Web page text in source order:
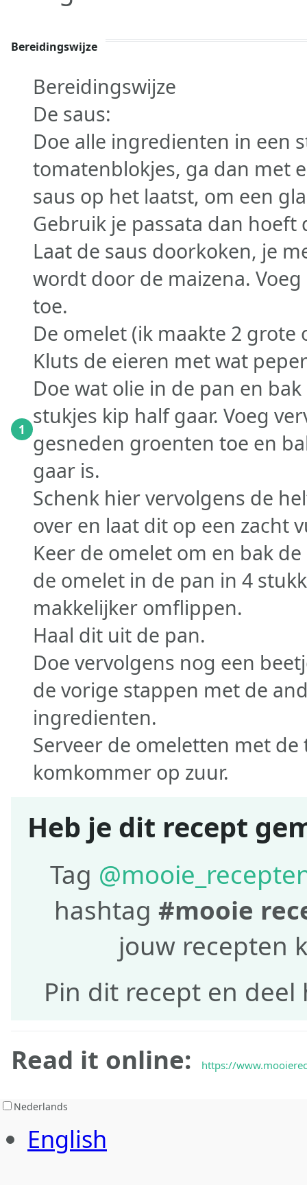
Bereidingswijze
1
Bereidingswijze
De saus:
Doe alle ingredienten in een
tomatenblokjes, ga dan met
saus op het laatst, om een
Gebruik je passata dan
Laat de saus doorkoken, je
wordt door de maizena.
toe.
De omelet (ik maakte 2 grote
Kluts de eieren met wat
Doe wat olie in de pan en
stukjes kip half gaar. Voeg
gesneden groenten toe en
gaar is.
Schenk hier vervolgens de
over en laat dit op een zacht
Keer de omelet om en bak
de omelet in de pan in 4
makkelijker omflippen.
Haal dit uit de pan.
Doe vervolgens nog een
de vorige stappen met de
ingredienten.
Serveer de omeletten met
komkommer op zuur.
Heb je dit recept
Tag
hashtag #mooie
jouw recepten
Pin dit recept en
Read it online:
https://
Nederlands
English